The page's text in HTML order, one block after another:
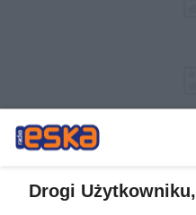
Drogi Użytkowniku,